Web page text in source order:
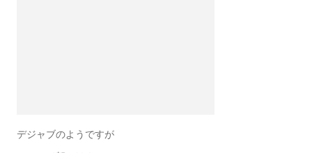
デジャブのようですが